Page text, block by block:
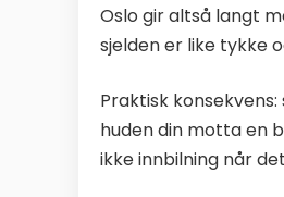
Oslo gir altså langt
sjelden er like tykke
Praktisk
huden din motta en
ikke innbilning når